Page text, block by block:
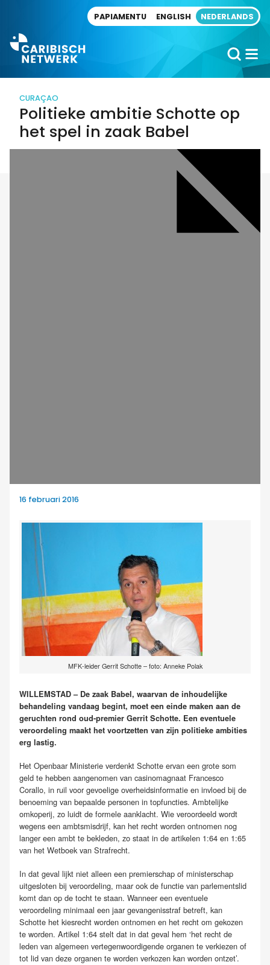
PAPIAMENTU ENGLISH NEDERLANDS
CURAÇAO
Politieke ambitie Schotte op
het spel in zaak Babel
16 februari 2016
MFK-leider Gerrit Schotte – foto: Anneke Polak
WILLEMSTAD – De zaak Babel, waarvan de inhoudelijke
behandeling vandaag begint, moet een einde maken aan de
geruchten rond oud-premier Gerrit Schotte. Een eventuele
veroordeling maakt het voortzetten van zijn politieke ambities
erg lastig.
Het Openbaar Ministerie verdenkt Schotte ervan een grote som
geld te hebben aangenomen van casinomagnaat Francesco
Corallo, in ruil voor gevoelige overheidsinformatie en invloed bij de
benoeming van bepaalde personen in topfuncties. Ambtelijke
omkoperij, zo luidt de formele aanklacht. Wie veroordeeld wordt
wegens een ambtsmisdrijf, kan het recht worden ontnomen nog
langer een ambt te bekleden, zo staat in de artikelen 1:64 en 1:65
van het Wetboek van Strafrecht.
In dat geval lijkt niet alleen een premierschap of ministerschap
uitgesloten bij veroordeling, maar ook de functie van parlementslid
komt dan op de tocht te staan. Wanneer een eventuele
veroordeling minimaal een jaar gevangenisstraf betreft, kan
Schotte het kiesrecht worden ontnomen en het recht om gekozen
te worden. Artikel 1:64 stelt dat in dat geval hem ‘het recht de
leden van algemeen vertegenwoordigende organen te verkiezen of
tot lid van deze organen te worden verkozen kan worden ontzet’.